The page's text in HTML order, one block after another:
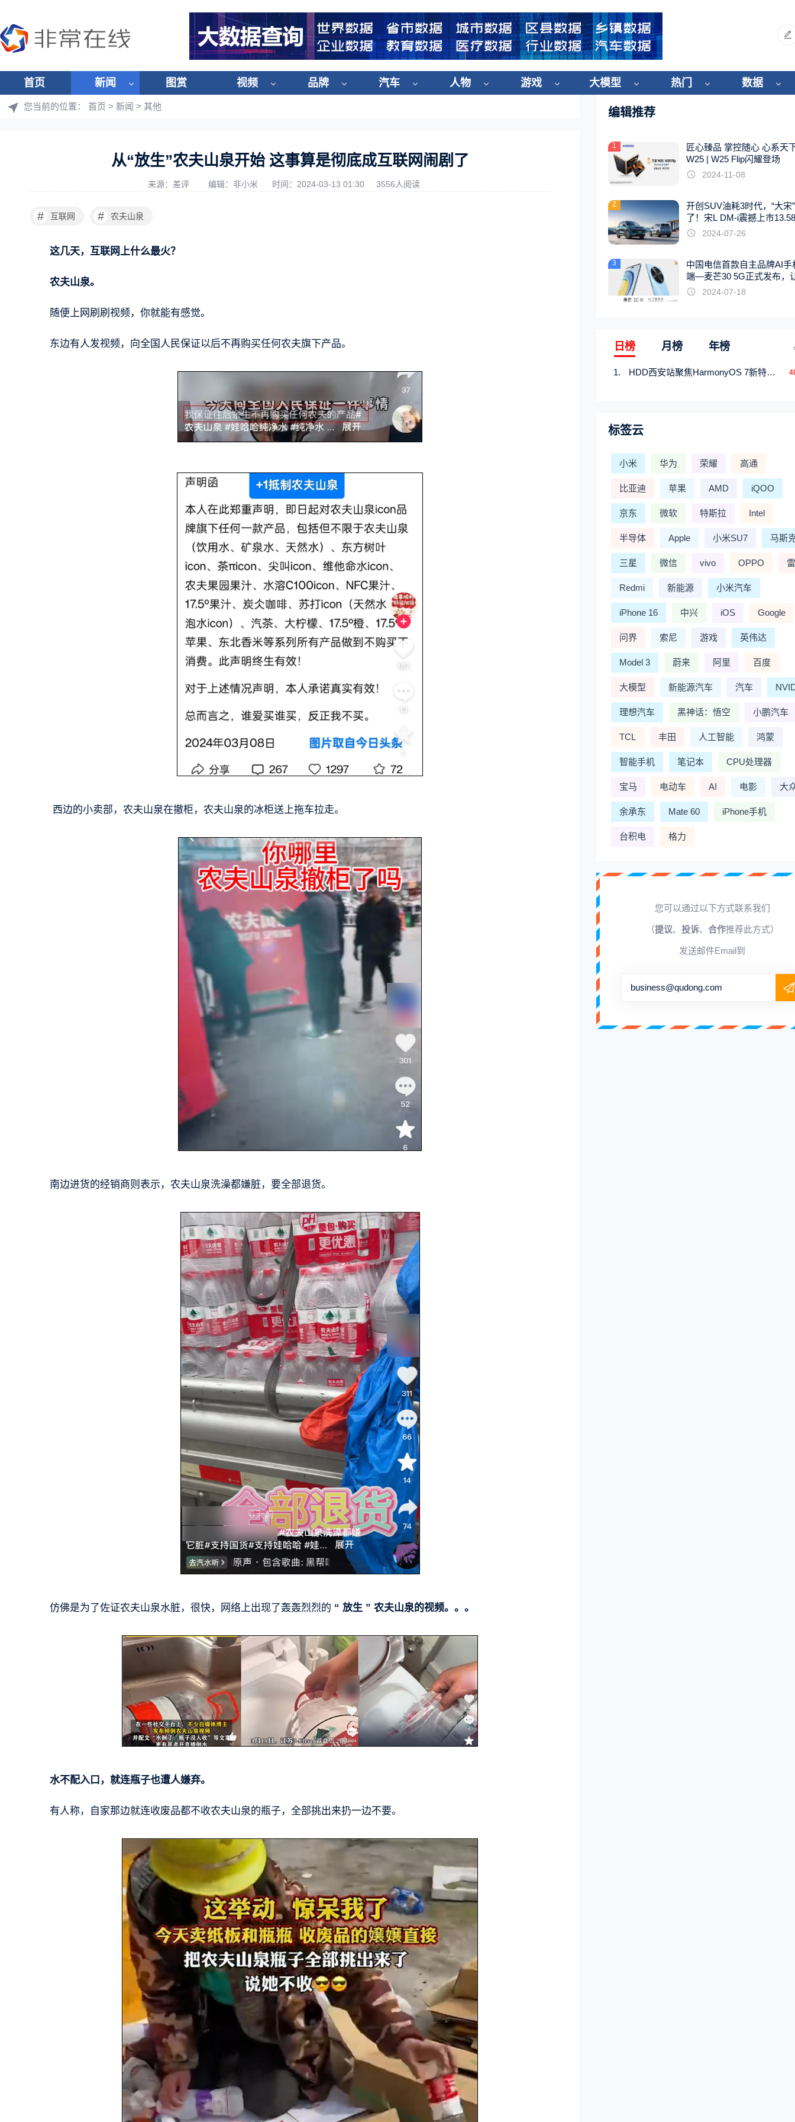
首页 新闻 图赏 视频 品牌 汽车 人物 游戏 大模型 热门 数据
您当前的位置： 首页 > 新闻 > 其他
从“放生”农夫山泉开始 这事算是彻底成互联网闹剧了
来源：差评 编辑：非小米 时间：2024-03-13 01:30 3556人阅读
# 互联网 # 农夫山泉
这几天，互联网上什么最火？
农夫山泉。
随便上网刷刷视频，你就能有感觉。
东边有人发视频，向全国人民保证以后不再购买任何农夫旗下产品。
西边的小卖部，农夫山泉在撤柜，农夫山泉的冰柜送上拖车拉走。
南边进货的经销商则表示，农夫山泉洗澡都嫌脏，要全部退货。
仿佛是为了佐证农夫山泉水脏，很快，网络上出现了轰轰烈烈的 “ 放生 ” 农夫山泉的视频。。。
水不配入口，就连瓶子也遭人嫌弃。
有人称，自家那边就连收废品都不收农夫山泉的瓶子，全部挑出来扔一边不要。
编辑推荐
1
匠心臻品 掌控随心 心系天
W25 | W25 Flip闪耀登场
2024-11-08
2
开创SUV油耗3时代，“大宋
了！宋L DM-i震撼上市
起
2024-07-26
3
中国电信首款自主品牌AI手
端—麦芒30 5G正式发布，
触手可及2024-07-18
日榜 月榜 年榜
HDD西安站聚焦HarmonyOS 7新特性，解锁从互联到智能的应用开发新范式
标签云
小米 华为 荣耀 高通
比亚迪 苹果 AMD iQOO
京东 微软 特斯拉 Intel
半导体 Apple 小米SU7 马斯
三星 微信 vivo OPPO
Redmi 新能源 小米汽车
iPhone 16 中兴 iOS Google
问界 索尼 游戏 英伟达
Model 3 蔚来 阿里 百度
大模型 新能源汽车 汽车
理想汽车 黑神话：悟空 小鹏汽车
TCL 丰田 人工智能 鸿蒙
智能手机 笔记本 CPU处理器
宝马 电动车 AI 电影 大
余承东 Mate 60 iPhone手机
台积电 格力
您可以通过以下方式联系我们
（提议、 投诉、 合作推荐此方式）
发送邮件Email到
business@qudong.com